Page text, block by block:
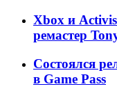
Xbox и
ремастер
Состоялся
в Game Pass